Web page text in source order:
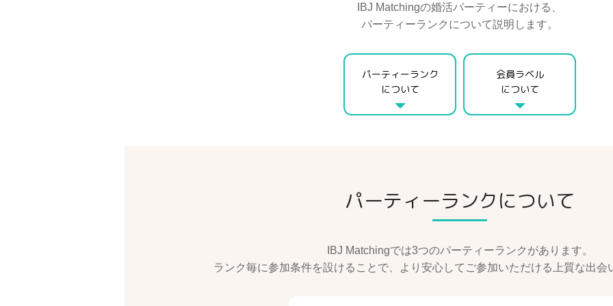
IBJ Matchingの婚活パーティーにおける、
パーティーランクについて説明します。
パーティーランク
について
会員ラベル
について
パーティーランクについて
IBJ Matchingでは3つのパーティーランクがあります。
ランク毎に参加条件を設けることで、より安心してご参加いただける上質な出会